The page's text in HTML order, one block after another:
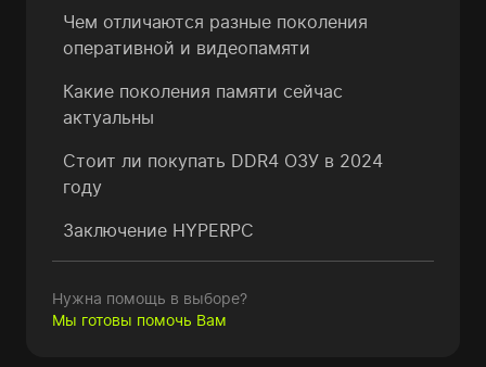
Чем отличаются разные поколения
оперативной и видеопамяти
Какие поколения памяти сейчас
актуальны
Стоит ли покупать DDR4 ОЗУ в 2024
году
Заключение HYPERPC
Нужна помощь в выборе?
Мы готовы помочь Вам